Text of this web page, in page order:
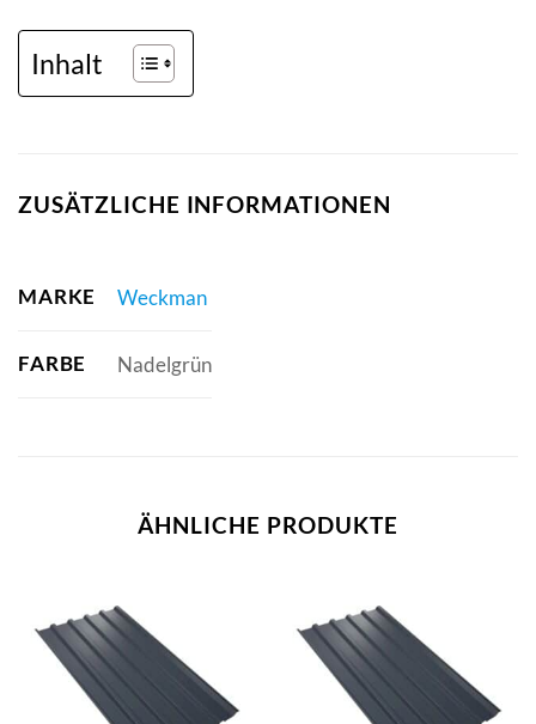
Inhalt
ZUSÄTZLICHE INFORMATIONEN
MARKE Weckman
FARBE Nadelgrün
ÄHNLICHE PRODUKTE